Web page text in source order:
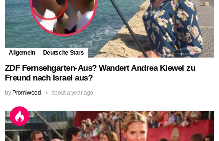
Allgemein Deutsche Stars
ZDF Fernsehgarten-Aus? Wandert Andrea Kiewel zu
Freund nach Israel aus?
by Promiwood about a year ago